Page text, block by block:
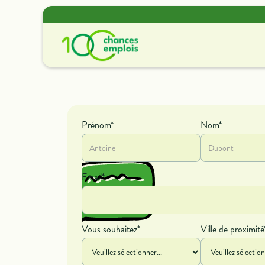
Découvrir nos offres de
contrat et de bénévolat.
Prénom* Nom*
Email*
Vous souhaitez* Ville de